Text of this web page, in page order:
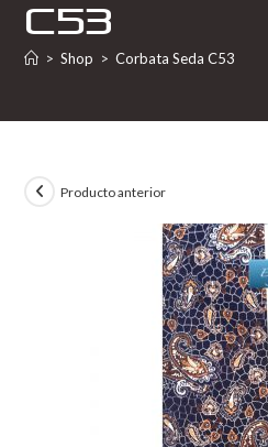
C53
> Shop > Corbata Seda C53
Producto anterior